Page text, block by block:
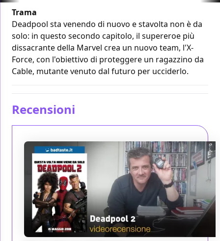
Trama
Deadpool sta venendo di nuovo e stavolta non è da
solo: in questo secondo capitolo, il supereroe più
dissacrante della Marvel crea un nuovo team, l'X-
Force, con l'obiettivo di proteggere un ragazzino da
Cable, mutante venuto dal futuro per ucciderlo.
Recensioni